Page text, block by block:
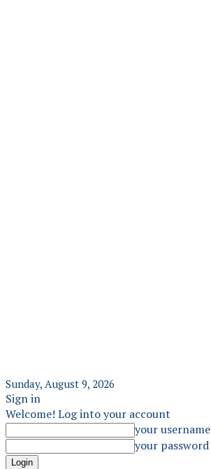
Sunday, August 9, 2026
Sign in
Welcome! Log into your account
your username
your password